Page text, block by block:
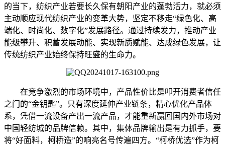
的当下，纺织产业若要长久保有朝阳产业的蓬勃活力，就必须
主动顺应现代纺织产业的变革大势，坚定不移走“绿色化、高
端化、时尚化、数字化”发展路径。通过持续发力，推动产业
能级攀升、积蓄发展动能、实现新质赋能、达成绿色发展，让
传统纺织产业始终保持旺盛的生命力。
在竞争激烈的市场环境中，产品性价比是叩开消费者信任
之门的“金钥匙”。只有深度延伸产业链条，精心优化产品体
系，凭借一流设备产出一流产品，才能重新赢回国内外市场对
中国轻纺城的品牌信赖。其中，集体品牌输出是有力抓手，要
将“好面料，柯桥造”的响亮名号传遍四方。“柯桥优选”作为柯